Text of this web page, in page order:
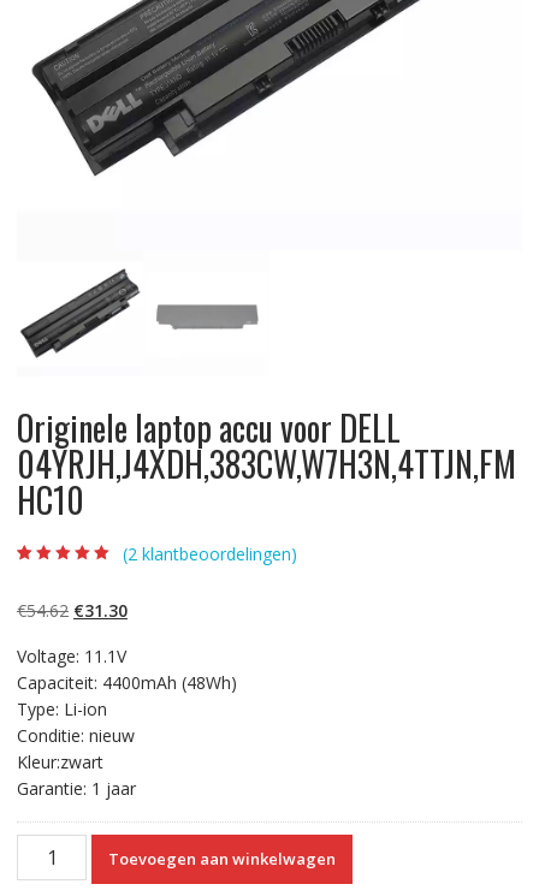
Originele laptop accu voor DELL
04YRJH,J4XDH,383CW,W7H3N,4TTJN,FM
HC10
gebaseerd op
klantbeoordelinge
(2 klantbeoordelingen)
€54.62 Oorspronkelijke
was:
€54.62.
€31.30Huidige
€31.30.
Voltage: 11.1V
Capaciteit: 4400mAh (48Wh)
Type: Li-ion
Conditie: nieuw
Kleur:zwart
Garantie: 1 jaar
Originele
Toevoegen aan winkelwagen